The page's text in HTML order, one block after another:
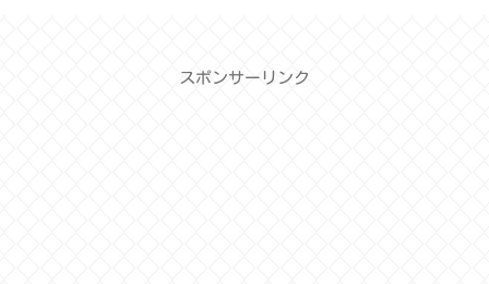
スポンサーリンク